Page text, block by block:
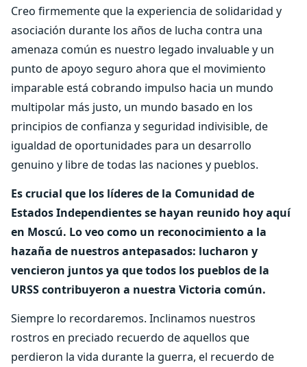
Creo firmemente que la experiencia de solidaridad y
asociación durante los años de lucha contra una
amenaza común es nuestro legado invaluable y un
punto de apoyo seguro ahora que el movimiento
imparable está cobrando impulso hacia un mundo
multipolar más justo, un mundo basado en los
principios de confianza y seguridad indivisible, de
igualdad de oportunidades para un desarrollo
genuino y libre de todas las naciones y pueblos.
Es crucial que los líderes de la Comunidad de
Estados Independientes se hayan reunido hoy aquí
en Moscú. Lo veo como un reconocimiento a la
hazaña de nuestros antepasados: lucharon y
vencieron juntos ya que todos los pueblos de la
URSS contribuyeron a nuestra Victoria común.
Siempre lo recordaremos. Inclinamos nuestros
rostros en preciado recuerdo de aquellos que
perdieron la vida durante la guerra, el recuerdo de